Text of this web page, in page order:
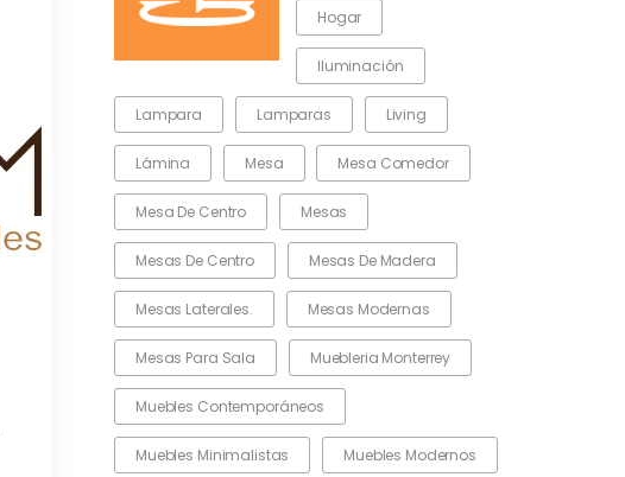
Hogar
Iluminación
Lampara Lamparas Living
Lámina Mesa Mesa Comedor
Mesa De Centro Mesas
Mesas De Centro Mesas De Madera
Mesas Laterales. Mesas Modernas
Mesas Para Sala Muebleria Monterrey
Muebles Contemporáneos
Muebles Minimalistas Muebles Modernos